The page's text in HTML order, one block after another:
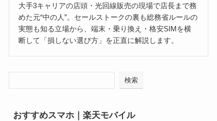
大手3キャリアの店頭・光回線販売の現場で店長まで務
めた元“中の人”。セールストークの裏も総務省ルールの
実態も知る立場から、端末・乗り換え・格安SIMを横
断して「損しない選び方」を正直に解説します。
検索
おすすめスマホ｜楽天モバイル